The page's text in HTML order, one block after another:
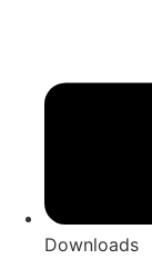
Downloads